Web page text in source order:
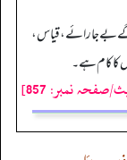
بے جا رائے، قیاس،
کا کام ہے۔
نمبر: 857]